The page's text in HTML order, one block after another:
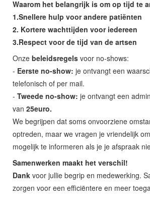
Waarom het belangrijk is om op tijd te
1.Snellere hulp voor andere patiënten
2. Kortere wachttijden voor iedereen
3.Respect voor de tijd van de artsen
Onze beleidsregels voor no-shows:
- Eerste no-show: je ontvangt een
telefonisch of per mail.
- Tweede no-show: je ontvangt een
van 25euro.
We begrijpen dat soms onvoorziene
optreden, maar we vragen je vriendelijk
mogelijk te informeren als je je afspraak
Samenwerken maakt het verschil!
Dank voor jullie begrip en medewerking.
zorgen voor een efficiëntere en meer